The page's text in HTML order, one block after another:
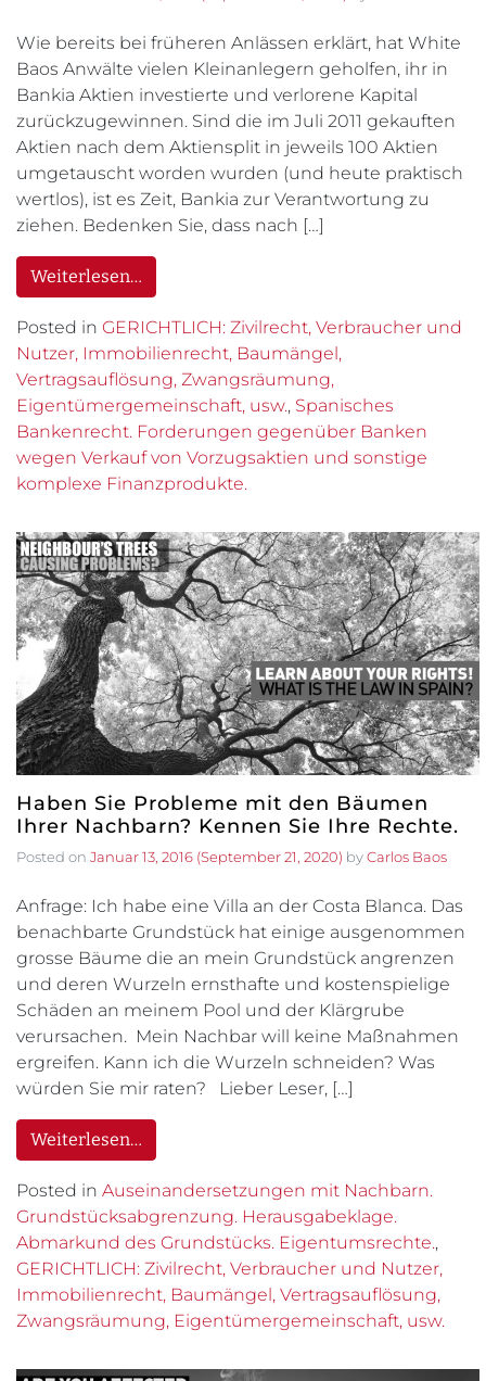
Wie bereits bei früheren Anlässen erklärt, hat White
Baos Anwälte vielen Kleinanlegern geholfen, ihr in
Bankia Aktien investierte und verlorene Kapital
zurückzugewinnen. Sind die im Juli 2011 gekauften
Aktien nach dem Aktiensplit in jeweils 100 Aktien
umgetauscht worden wurden (und heute praktisch
wertlos), ist es Zeit, Bankia zur Verantwortung zu
ziehen. Bedenken Sie, dass nach […]
Weiterlesen…
Posted in GERICHTLICH: Zivilrecht, Verbraucher und
Nutzer, Immobilienrecht, Baumängel,
Vertragsauflösung, Zwangsräumung,
Eigentümergemeinschaft, usw., Spanisches
Bankenrecht. Forderungen gegenüber Banken
wegen Verkauf von Vorzugsaktien und sonstige
komplexe Finanzprodukte.
Haben Sie Probleme mit den Bäumen
Ihrer Nachbarn? Kennen Sie Ihre Rechte.
Posted on Januar 13, 2016 (September 21, 2020) byCarlos Baos
Anfrage: Ich habe eine Villa an der Costa Blanca. Das
benachbarte Grundstück hat einige ausgenommen
grosse Bäume die an mein Grundstück angrenzen
und deren Wurzeln ernsthafte und kostenspielige
Schäden an meinem Pool und der Klärgrube
verursachen. Mein Nachbar will keine Maßnahmen
ergreifen. Kann ich die Wurzeln schneiden? Was
würden Sie mir raten? Lieber Leser, […]
Weiterlesen…
Posted in Auseinandersetzungen mit Nachbarn.
Grundstücksabgrenzung. Herausgabeklage.
Abmarkund des Grundstücks. Eigentumsrechte.,
GERICHTLICH: Zivilrecht, Verbraucher und Nutzer,
Immobilienrecht, Baumängel, Vertragsauflösung,
Zwangsräumung, Eigentümergemeinschaft, usw.